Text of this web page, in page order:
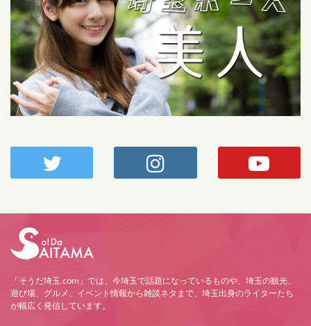
「そうだ埼玉.com」では、今埼玉で話題になっているものや、埼玉の観光、
遊び場、グルメ、イベント情報から雑談ネタまで、埼玉出身のライターたち
が幅広く発信しています。